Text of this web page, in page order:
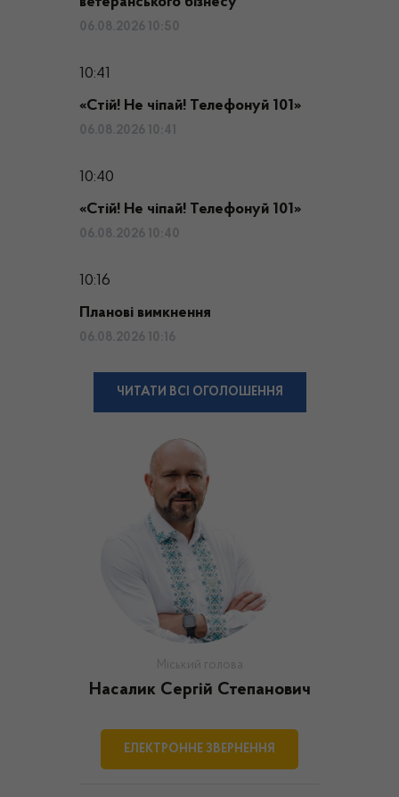
06.08.2026 10:50
10:41
«Стій! Не чіпай! Телефонуй 101»
06.08.2026 10:41
10:40
«Стій! Не чіпай! Телефонуй 101»
06.08.2026 10:40
10:16
Планові вимкнення
06.08.2026 10:16
ЧИТАТИ ВСІ ОГОЛОШЕННЯ
Міський голова
Насалик Сергій Степанович
ЕЛЕКТРОННЕ ЗВЕРНЕННЯ